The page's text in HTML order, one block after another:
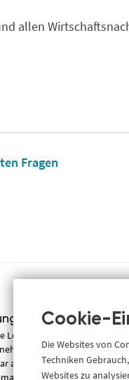
allen
Fragen
Lösungen für Compliance &
–
als Online-Portal, API oder
Cookie-
Die Websites von
Techniken
Websites zu